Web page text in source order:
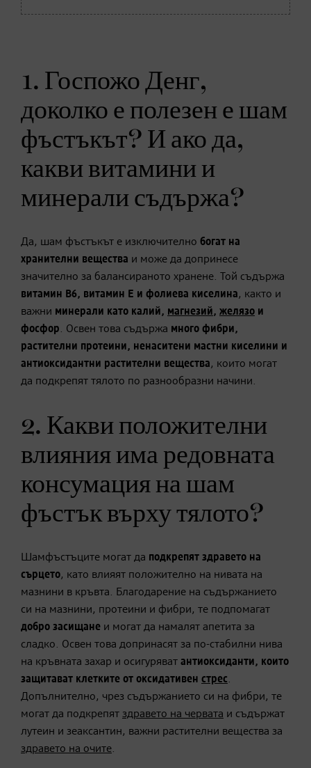
1. Госпожо Денг,
доколко е полезен е шам
фъстъкът? И ако да,
какви витамини и
минерали съдържа?
Да, шам фъстъкът е изключително богат на
хранителни вещества и може да допринесе
значително за балансираното хранене. Той съдържа
витамин B6, витамин E и фолиева киселина, както и
важни минерали като калий, магнезий, желязо и
фосфор. Освен това съдържа много фибри,
растителни протеини, ненаситени мастни киселини и
антиоксидантни растителни вещества, които могат
да подкрепят тялото по разнообразни начини.
2. Какви положителни
влияния има редовната
консумация на шам
фъстък върху тялото?
Шамфъстъците могат да подкрепят здравето на
сърцето, като влияят положително на нивата на
мазнини в кръвта. Благодарение на съдържанието
си на мазнини, протеини и фибри, те подпомагат
добро засищане и могат да намалят апетита за
сладко. Освен това допринасят за по-стабилни нива
на кръвната захар и осигуряват антиоксиданти, които
защитават клетките от оксидативен стрес.
Допълнително, чрез съдържанието си на фибри, те
могат да подкрепят здравето на червата и съдържат
лутеин и зеаксантин, важни растителни вещества за
здравето на очите.